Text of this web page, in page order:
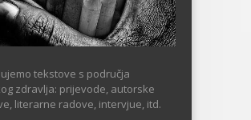
tekstove s područja
zdravlja: prijevode, autorske
literarne radove, intervjue, itd.